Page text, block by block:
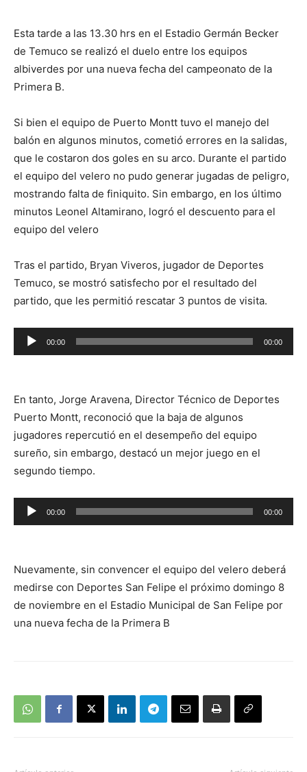
Esta tarde a las 13.30 hrs en el Estadio Germán Becker
de Temuco se realizó el duelo entre los equipos
albiverdes por una nueva fecha del campeonato de la
Primera B.
Si bien el equipo de Puerto Montt tuvo el manejo del
balón en algunos minutos, cometió errores en la salidas,
que le costaron dos goles en su arco. Durante el partido
el equipo del velero no pudo generar jugadas de peligro,
mostrando falta de finiquito. Sin embargo, en los último
minutos Leonel Altamirano, logró el descuento para el
equipo del velero
Tras el partido, Bryan Viveros, jugador de Deportes
Temuco, se mostró satisfecho por el resultado del
partido, que les permitió rescatar 3 puntos de visita.
Reproductor
de
00:00 00:00
En tanto, Jorge Aravena, Director Técnico de Deportes
Puerto Montt, reconoció que la baja de algunos
jugadores repercutió en el desempeño del equipo
sureño, sin embargo, destacó un mejor juego en el
segundo tiempo.
Reproductor
de
00:00 00:00
Nuevamente, sin convencer el equipo del velero deberá
medirse con Deportes San Felipe el próximo domingo 8
de noviembre en el Estadio Municipal de San Felipe por
una nueva fecha de la Primera B